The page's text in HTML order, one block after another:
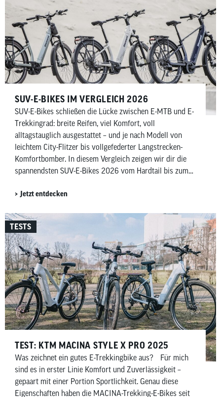
SUV-E-BIKES IM VERGLEICH 2026
SUV-E-Bikes schließen die Lücke zwischen E-MTB und E-
Trekkingrad: breite Reifen, viel Komfort, voll
alltagstauglich ausgestattet – und je nach Modell von
leichtem City-Flitzer bis vollgefederter Langstrecken-
Komfortbomber. In diesem Vergleich zeigen wir dir die
spannendsten SUV-E-Bikes 2026 vom Hardtail bis zum
Einsatzzweck passt.
Jetzt entdecken
TESTS
TEST: KTM MACINA STYLE X PRO 2025
Was zeichnet ein gutes E-Trekkingbike aus? Für mich
sind es in erster Linie Komfort und Zuverlässigkeit –
gepaart mit einer Portion Sportlichkeit. Genau diese
Eigenschaften haben die MACINA-Trekking-E-Bikes seit